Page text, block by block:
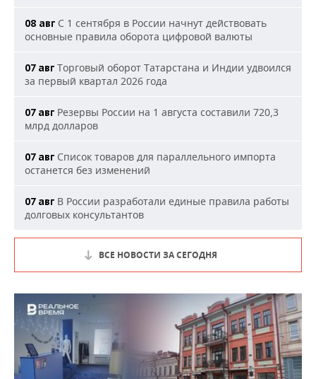
08 авг С 1 сентября в России начнут действовать
основные правила оборота цифровой валюты
07 авг Торговый оборот Татарстана и Индии удвоился
за первый квартал 2026 года
07 авг Резервы России на 1 августа составили 720,3
млрд долларов
07 авг Список товаров для параллельного импорта
останется без изменений
07 авг В России разработали единые правила работы
долговых консультантов
ВСЕ НОВОСТИ ЗА СЕГОДНЯ